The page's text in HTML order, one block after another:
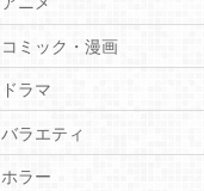
コミック・漫画
ドラマ
バラエティ
ホラー